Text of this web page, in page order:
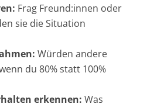
Frag Freund:innen oder
sie die Situation
Würden andere
du 80% statt 100%
erkennen: Was